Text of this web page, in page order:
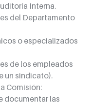
Interna.
un sindicato).
Comisión:
documentar las